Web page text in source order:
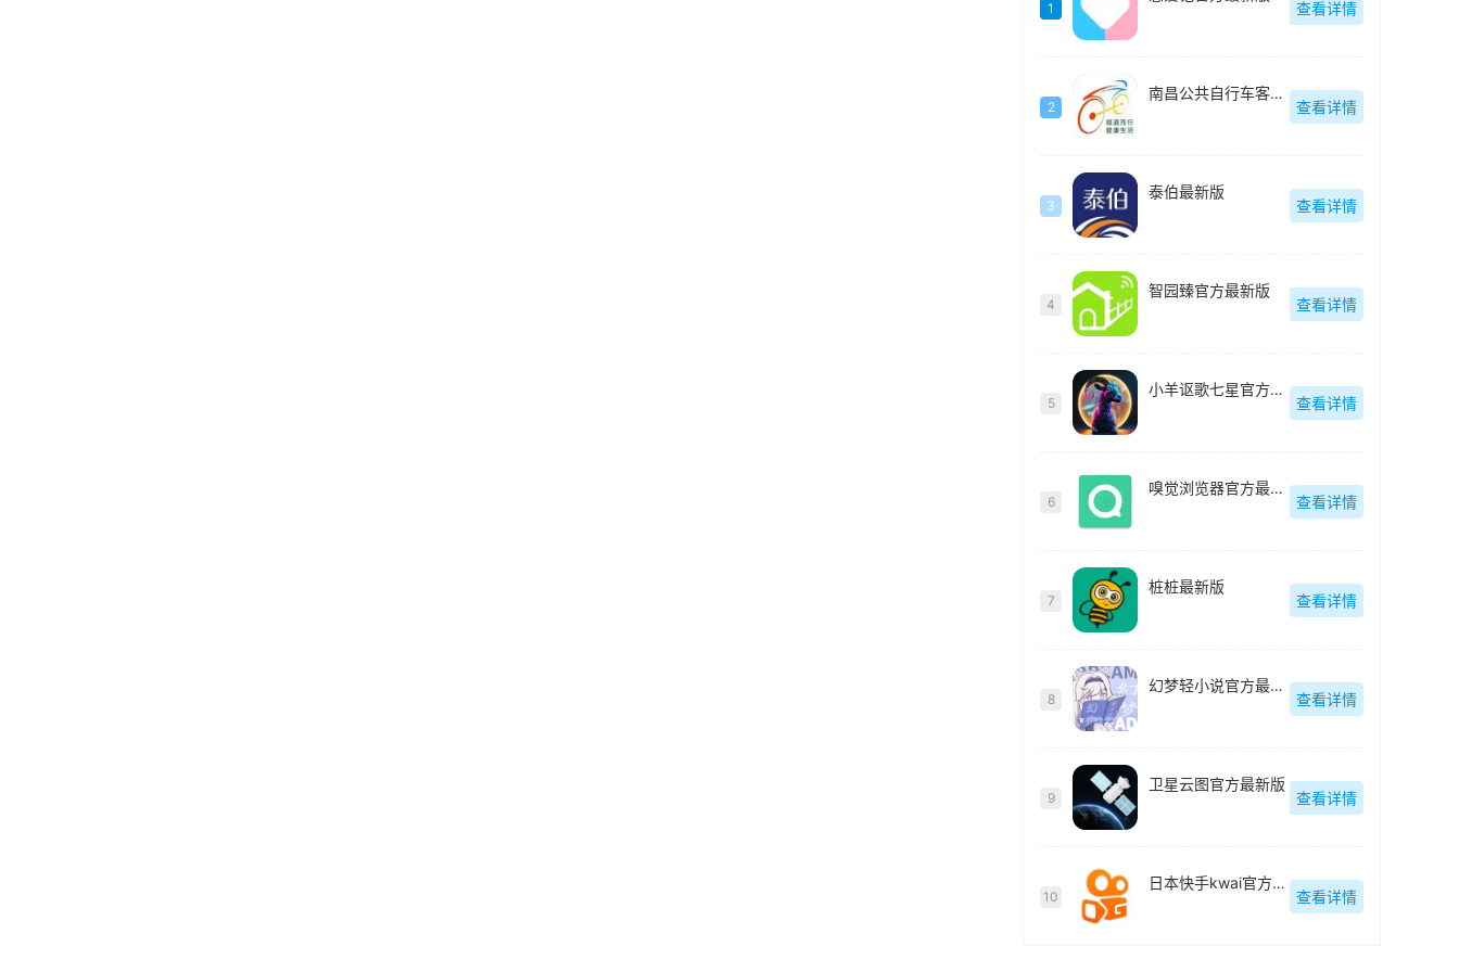
1 查看详情
2
南昌公共自行车客户端(洪城乐骑行)最新版
查看详情
3
泰伯最新版
查看详情
4
智园臻官方最新版
查看详情
5
小羊讴歌七星官方最新版
查看详情
6
嗅觉浏览器官方最新版
查看详情
7
桩桩最新版
查看详情
8
幻梦轻小说官方最新版
查看详情
9
卫星云图官方最新版
查看详情
10
日本快手kwai官方最新版
查看详情